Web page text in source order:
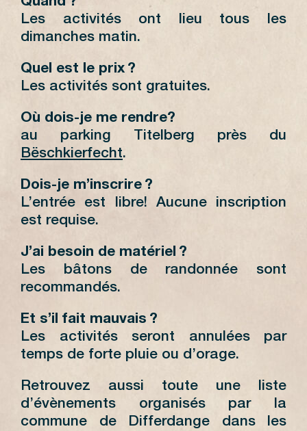
Les activités ont lieu tous les
dimanches matin.
Quel est le prix ?
Les activités sont gratuites.
Où dois-je me rendre?
au parking Titelberg près du
Bëschkierfecht.
Dois-je m’inscrire ?
L’entrée est libre! Aucune inscription
est requise.
J’ai besoin de matériel ?
Les bâtons de randonnée sont
recommandés.
Et s’il fait mauvais ?
Les activités seront annulées par
temps de forte pluie ou d’orage.
Retrouvez aussi toute une liste
d’évènements organisés par la
commune de Differdange dans les